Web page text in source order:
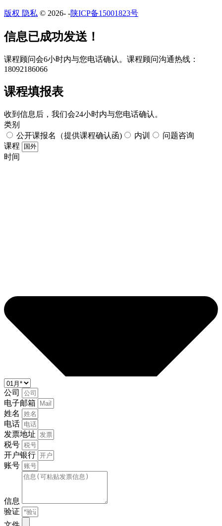
版权 隐私 © 2026- -陕ICP备15001823号
​​信息已成功发送！
课程顾问会6小时内与您电话确认。​课程顾问沟通热线：
18092186066
课程填报表​
收到信息后，我们会24小时内与您电话确认。​
类别
公开课报名（提供课程确认函)
内训
问题咨询
课程
时间
公司
电子邮箱
姓名
电话
发票地址
税号
开户银行
账号
信息
验证